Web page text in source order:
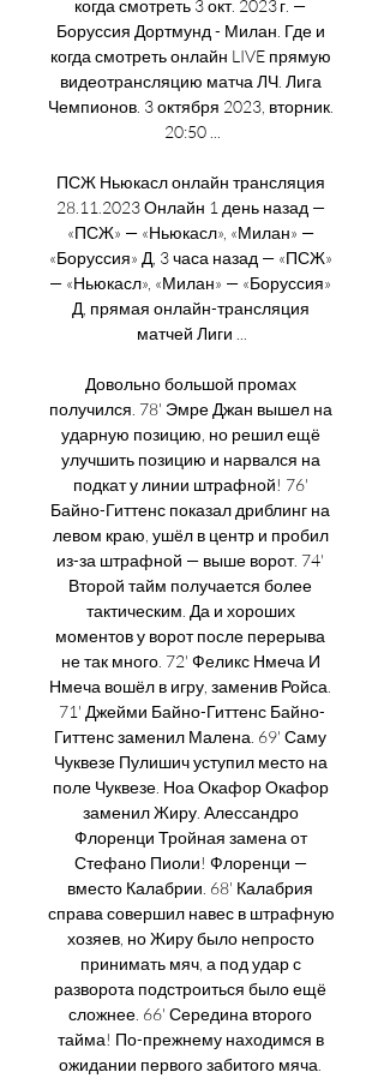
когда смотреть 3 окт. 2023 г. —
Боруссия Дортмунд - Милан. Где и
когда смотреть онлайн LIVE прямую
видеотрансляцию матча ЛЧ. Лига
Чемпионов. 3 октября 2023, вторник.
20:50 ...
ПСЖ Ньюкасл онлайн трансляция
28.11.2023 Онлайн 1 день назад —
«ПСЖ» — «Ньюкасл», «Милан» —
«Боруссия» Д, 3 часа назад — «ПСЖ»
— «Ньюкасл», «Милан» — «Боруссия»
Д, прямая онлайн-трансляция
матчей Лиги ...
Довольно большой промах
получился. 78' Эмре Джан вышел на
ударную позицию, но решил ещё
улучшить позицию и нарвался на
подкат у линии штрафной! 76'
Байно-Гиттенс показал дриблинг на
левом краю, ушёл в центр и пробил
из-за штрафной — выше ворот. 74'
Второй тайм получается более
тактическим. Да и хороших
моментов у ворот после перерыва
не так много. 72' Феликс Нмеча И
Нмеча вошёл в игру, заменив Ройса.
71' Джейми Байно-Гиттенс Байно-
Гиттенс заменил Малена. 69' Саму
Чуквезе Пулишич уступил место на
поле Чуквезе. Ноа Окафор Окафор
заменил Жиру. Алессандро
Флоренци Тройная замена от
Стефано Пиоли! Флоренци —
вместо Калабрии. 68' Калабрия
справа совершил навес в штрафную
хозяев, но Жиру было непросто
принимать мяч, а под удар с
разворота подстроиться было ещё
сложнее. 66' Середина второго
тайма! По-прежнему находимся в
ожидании первого забитого мяча.